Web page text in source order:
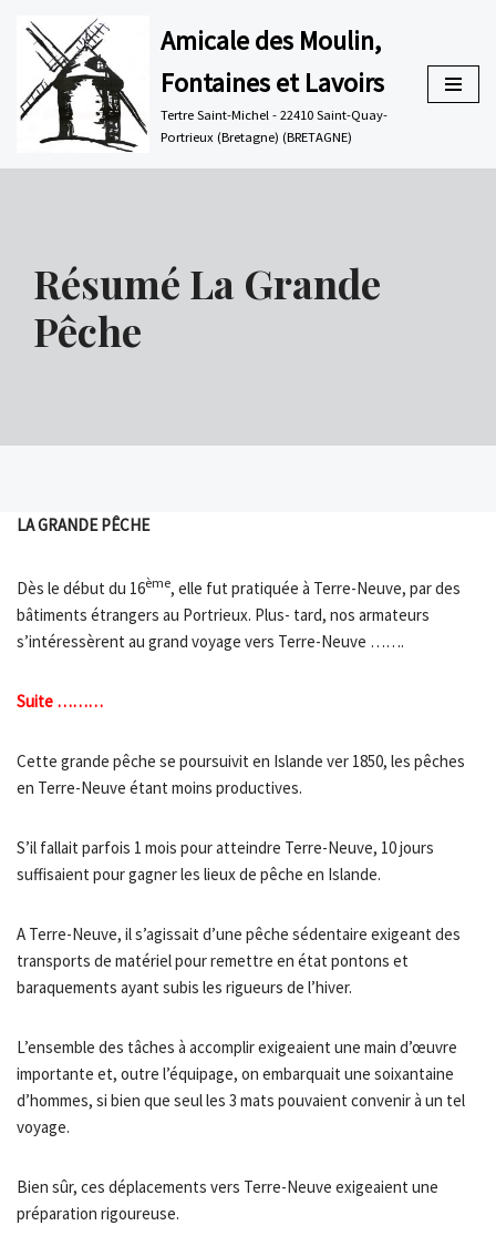
Aller
au
contenu
Amicale des Moulin,
Fontaines et Lavoirs
Tertre Saint-Michel - 22410 Saint-Quay-
Portrieux (Bretagne) (BRETAGNE)
Résumé La Grande
Pêche
LA GRANDE PÊCHE
Dès le début du 16ème, elle fut pratiquée à Terre-Neuve, par des
bâtiments étrangers au Portrieux. Plus- tard, nos armateurs
s’intéressèrent au grand voyage vers Terre-Neuve …….
Suite ………
Cette grande pêche se poursuivit en Islande ver 1850, les pêches
en Terre-Neuve étant moins productives.
S’il fallait parfois 1 mois pour atteindre Terre-Neuve, 10 jours
suffisaient pour gagner les lieux de pêche en Islande.
A Terre-Neuve, il s’agissait d’une pêche sédentaire exigeant des
transports de matériel pour remettre en état pontons et
baraquements ayant subis les rigueurs de l’hiver.
L’ensemble des tâches à accomplir exigeaient une main d’œuvre
importante et, outre l’équipage, on embarquait une soixantaine
d’hommes, si bien que seul les 3 mats pouvaient convenir à un tel
voyage.
Bien sûr, ces déplacements vers Terre-Neuve exigeaient une
préparation rigoureuse.